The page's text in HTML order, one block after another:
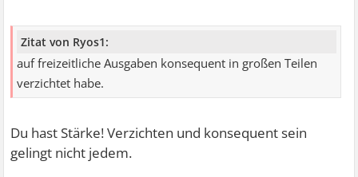
Zitat von Ryos1:
auf freizeitliche Ausgaben konsequent in großen Teilen
verzichtet habe.
Du hast Stärke! Verzichten und konsequent sein
gelingt nicht jedem.